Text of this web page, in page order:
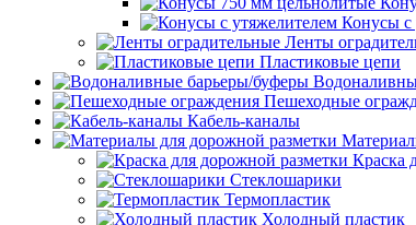
Конусы с
Ленты
Пластиковые цепи
Пешеходные
Кабель-каналы
Краска
Стеклошарики
Термопластик
Холодный пластик